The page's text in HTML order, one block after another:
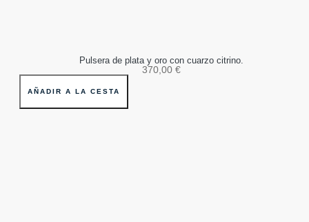
Pulsera de plata y oro con cuarzo citrino.
370,00 €
AÑADIR A LA CESTA